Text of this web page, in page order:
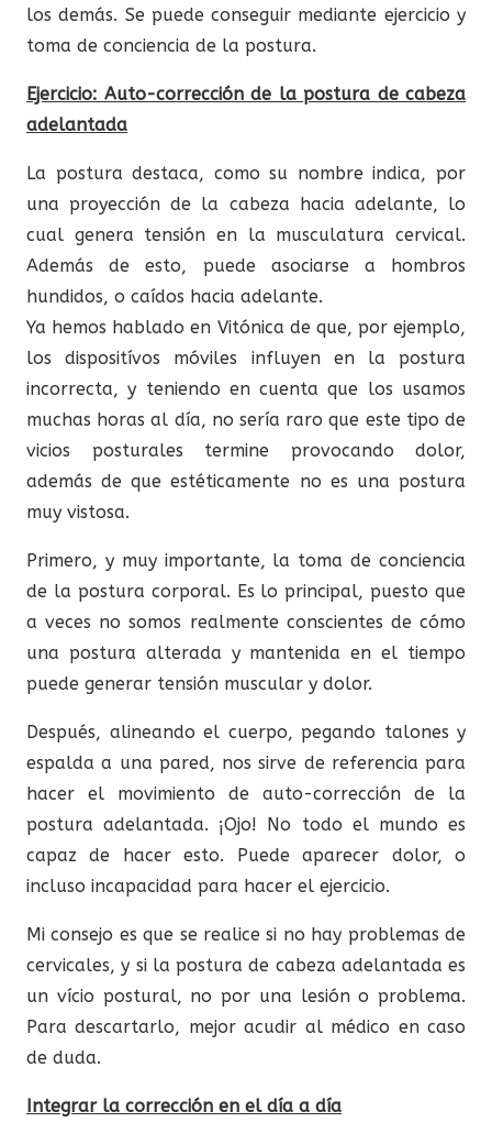
los demás. Se puede conseguir mediante ejercicio y
toma de conciencia de la postura.
Ejercicio: Auto-corrección de la postura de cabeza
adelantada
La postura destaca, como su nombre indica, por
una proyección de la cabeza hacia adelante, lo
cual genera tensión en la musculatura cervical.
Además de esto, puede asociarse a hombros
hundidos, o caídos hacia adelante.
Ya hemos hablado en Vitónica de que, por ejemplo,
los dispositívos móviles influyen en la postura
incorrecta, y teniendo en cuenta que los usamos
muchas horas al día, no sería raro que este tipo de
vicios posturales termine provocando dolor,
además de que estéticamente no es una postura
muy vistosa.
Primero, y muy importante, la toma de conciencia
de la postura corporal. Es lo principal, puesto que
a veces no somos realmente conscientes de cómo
una postura alterada y mantenida en el tiempo
puede generar tensión muscular y dolor.
Después, alineando el cuerpo, pegando talones y
espalda a una pared, nos sirve de referencia para
hacer el movimiento de auto-corrección de la
postura adelantada. ¡Ojo! No todo el mundo es
capaz de hacer esto. Puede aparecer dolor, o
incluso incapacidad para hacer el ejercicio.
Mi consejo es que se realice si no hay problemas de
cervicales, y si la postura de cabeza adelantada es
un vício postural, no por una lesión o problema.
Para descartarlo, mejor acudir al médico en caso
de duda.
Integrar la corrección en el día a día